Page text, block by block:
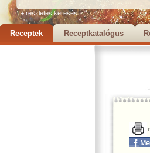
+ részletes keresés...
Receptek Receptkatalógus